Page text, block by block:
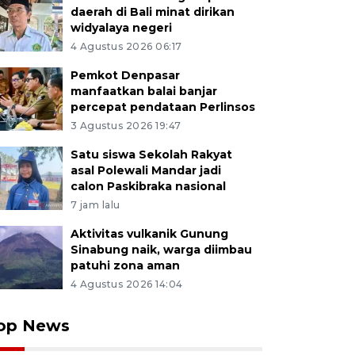
daerah di Bali minat dirikan
widyalaya negeri
4 Agustus 2026 06:17
Pemkot Denpasar
manfaatkan balai banjar
percepat pendataan Perlinsos
3 Agustus 2026 19:47
Satu siswa Sekolah Rakyat
asal Polewali Mandar jadi
calon Paskibraka nasional
7 jam lalu
Aktivitas vulkanik Gunung
Sinabung naik, warga diimbau
patuhi zona aman
4 Agustus 2026 14:04
News